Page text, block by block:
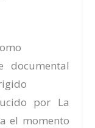
documental
por La
el momento